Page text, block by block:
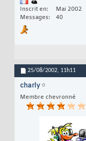
Inscrit en
Mai 2002
Messages
40
25/08/2002, 11h11
charly
Membre chevronné